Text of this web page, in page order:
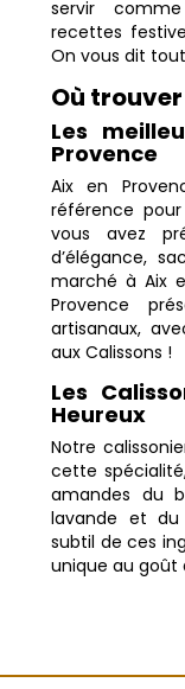
servir
recettes
On vous dit
Où
Les
Provence
Aix en
référence
vous avez
d’élégance,
marché à Aix
Provence
artisanaux,
aux Calissons !
Les
Heureux
Notre
cette
amandes du
lavande et du
subtil de ces
unique au goût